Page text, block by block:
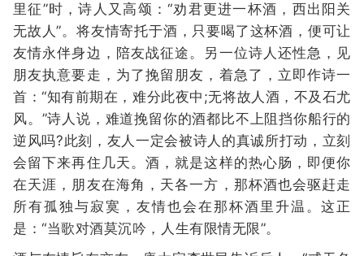
里征”时，诗人又高颂：“劝君更进一杯酒，西出阳关
无故人”。将友情寄托于酒，只要喝了这杯酒，便可让
友情永伴身边，陪友战征途。另一位诗人还性急，见
朋友执意要走，为了挽留朋友，着急了，立即作诗一
首：“知有前期在，难分此夜中;无将故人酒，不及石尤
风。”诗人说，难道挽留你的酒都比不上阻挡你船行的
逆风吗?此刻，友人一定会被诗人的真诚所打动，立刻
会留下来再住几天。酒，就是这样的热心肠，即便你
在天涯，朋友在海角，天各一方，那杯酒也会驱赶走
所有孤独与寂寞，友情也会在那杯酒里升温。这正
是：“当歌对酒莫沉吟，人生有限情无限”。